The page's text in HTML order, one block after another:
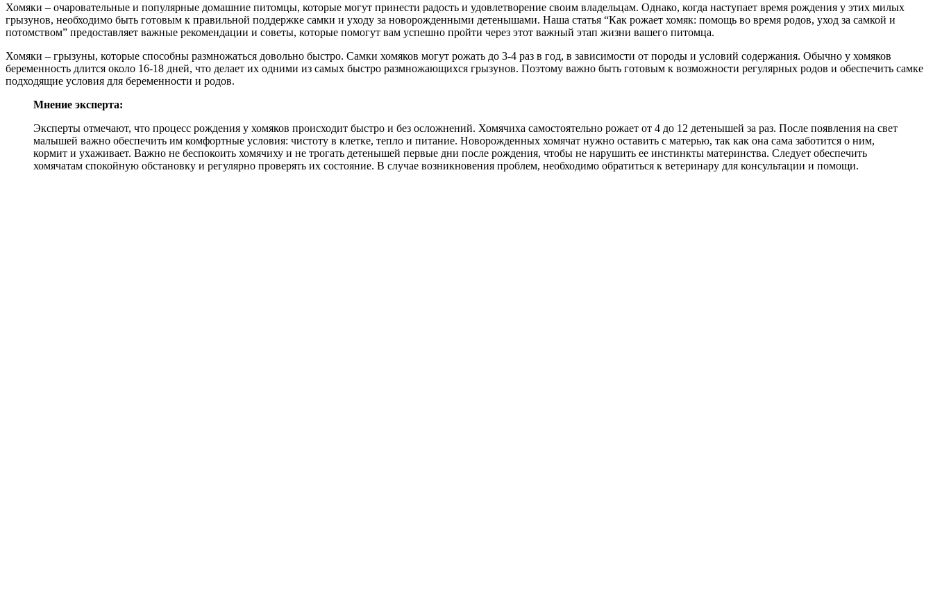
Хомяки – очаровательные и популярные домашние питомцы, которые могут принести радость и удовлетворение своим владельцам. Однако, когда наступает время рождения у этих милых
грызунов, необходимо быть готовым к правильной поддержке самки и уходу за новорожденными детенышами. Наша статья “Как рожает хомяк: помощь во время родов, уход за самкой и
потомством” предоставляет важные рекомендации и советы, которые помогут вам успешно пройти через этот важный этап жизни вашего питомца.
Хомяки – грызуны, которые способны размножаться довольно быстро. Самки хомяков могут рожать до 3-4 раз в год, в зависимости от породы и условий содержания. Обычно у хомяков
беременность длится около 16-18 дней, что делает их одними из самых быстро размножающихся грызунов. Поэтому важно быть готовым к возможности регулярных родов и обеспечить самке
подходящие условия для беременности и родов.
Мнение эксперта:
Эксперты отмечают, что процесс рождения у хомяков происходит быстро и без осложнений. Хомячиха самостоятельно рожает от 4 до 12 детенышей за раз. После появления на свет
малышей важно обеспечить им комфортные условия: чистоту в клетке, тепло и питание. Новорожденных хомячат нужно оставить с матерью, так как она сама заботится о ним,
кормит и ухаживает. Важно не беспокоить хомячиху и не трогать детенышей первые дни после рождения, чтобы не нарушить ее инстинкты материнства. Следует обеспечить
хомячатам спокойную обстановку и регулярно проверять их состояние. В случае возникновения проблем, необходимо обратиться к ветеринару для консультации и помощи.